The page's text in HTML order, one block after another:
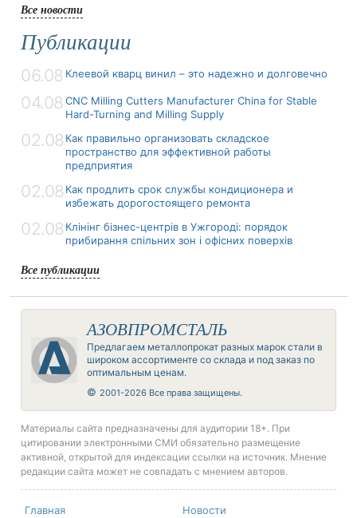
Все новости
Публикации
06.08 Клеевой кварц винил – это надежно и долговечно
04.08 CNC Milling Cutters Manufacturer China for Stable
Hard-Turning and Milling Supply
02.08 Как правильно организовать складское
пространство для эффективной работы
предприятия
02.08 Как продлить срок службы кондиционера и
избежать дорогостоящего ремонта
02.08 Клінінг бізнес-центрів в Ужгороді: порядок
прибирання спільних зон і офісних поверхів
Все публикации
АЗОВПРОМСТАЛЬ
Предлагаем металлопрокат разных марок стали в
широком ассортименте со склада и под заказ по
оптимальным ценам.
© 2001-2026 Все права защищены.
Материалы сайта предназначены для аудитории 18+. При
цитировании электронными СМИ обязательно размещение
активной, открытой для индексации ссылки на источник. Мнение
редакции сайта может не совпадать с мнением авторов.
Главная Новости